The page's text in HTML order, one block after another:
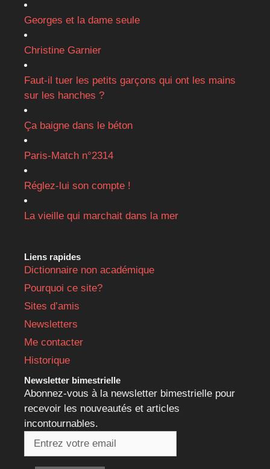
Georges et la dame seule
Christine Garnier
Faut-il tuer les petits garçons qui ont les mains
sur les hanches ?
Ça baigne dans le béton
Paris-Match n°2314
Réglez-lui son compte !
La vieille qui marchait dans la mer
Liens rapides
Dictionnaire non académique
Pourquoi ce site?
Sites d’amis
Newsletters
Me contacter
Historique
Newsletter bimestrielle
Abonnez-vous à la newsletter bimestrielle pour
recevoir les nouveautés et articles
incontournables.